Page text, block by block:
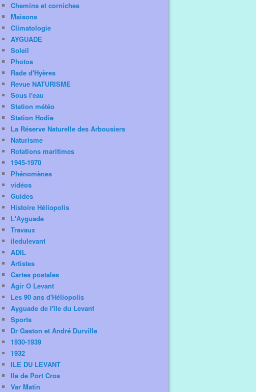
Chemins et corniches
Maisons
Climatologie
AYGUADE
Soleil
Photos
Rade d'Hyères
Revue NATURISME
Sous l'eau
Station météo
Station Hodie
La Réserve Naturelle des Arbousiers
Naturisme
Rotations maritimes
1945-1970
Phénomènes
vidéos
Guides
Histoire Héliopolis
L'Ayguade
Travaux
iledulevant
ADIL
Artistes
Cartes postales
Agir O Levant
Les 90 ans d'Héliopolis
Ayguade de l'île du Levant
Sports
Dr Gaston et André Durville
1930-1939
1932
ILE DU LEVANT
Ile de Port Cros
Var Matin